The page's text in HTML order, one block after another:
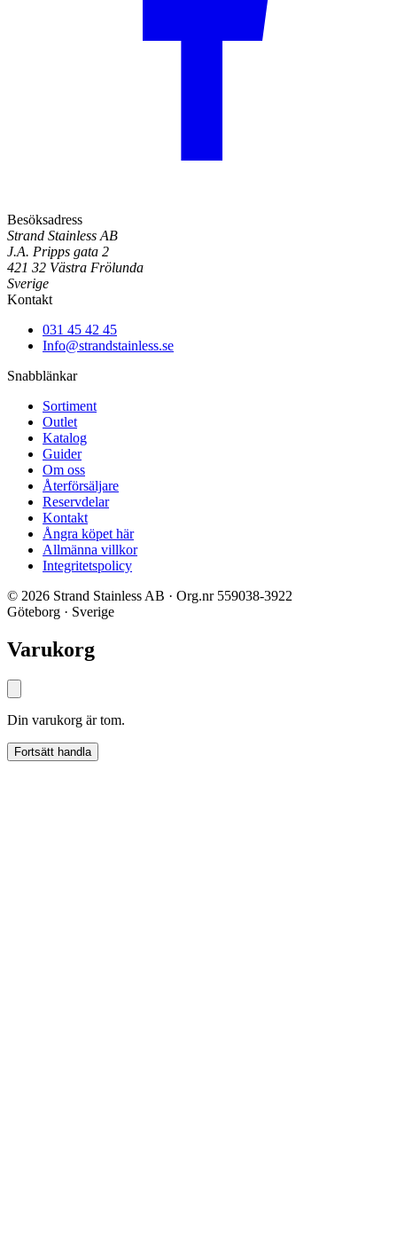
Besöksadress
Strand Stainless AB
J.A. Pripps gata 2
421 32 Västra Frölunda
Sverige
Kontakt
031 45 42 45
Info@strandstainless.se
Snabblänkar
Sortiment
Outlet
Katalog
Guider
Om oss
Återförsäljare
Reservdelar
Kontakt
Ångra köpet här
Allmänna villkor
Integritetspolicy
© 2026 Strand Stainless AB · Org.nr 559038-3922
Göteborg · Sverige
Varukorg
Din varukorg är tom.
Fortsätt handla